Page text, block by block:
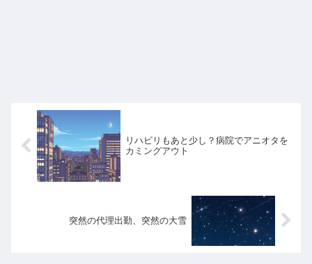
リハビリもあと少し？病院でアニオタを
カミングアウト
突然の代理出勤、突然の大雪